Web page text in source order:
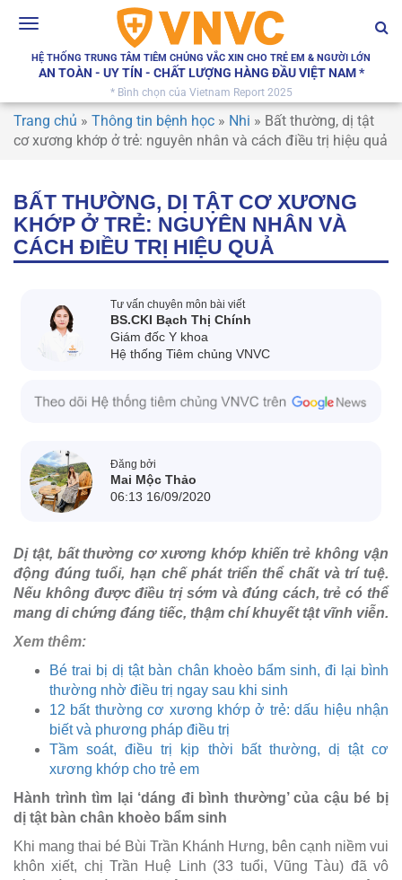
Toggle
HỆ THỐNG TRUNG TÂM TIÊM CHỦNG VẮC XIN CHO TRẺ EM & NGƯỜI LỚN
AN TOÀN - UY TÍN - CHẤT LƯỢNG HÀNG ĐẦU VIỆT NAM *
* Bình chọn của Vietnam Report 2025
Trang chủ » Thông tin bệnh học » Nhi » Bất thường, dị tật
cơ xương khớp ở trẻ: nguyên nhân và cách điều trị hiệu quả
BẤT THƯỜNG, DỊ TẬT CƠ XƯƠNG
KHỚP Ở TRẺ: NGUYÊN NHÂN VÀ
CÁCH ĐIỀU TRỊ HIỆU QUẢ
Tư vấn chuyên môn bài viết
BS.CKI Bạch Thị Chính
Giám đốc Y khoa
Hệ thống Tiêm chủng VNVC
Đăng bởi
Mai Mộc Thảo
06:13 16/09/2020
Dị tật, bất thường cơ xương khớp khiến trẻ không vận
động đúng tuổi, hạn chế phát triển thể chất và trí tuệ.
Nếu không được điều trị sớm và đúng cách, trẻ có thể
mang di chứng đáng tiếc, thậm chí khuyết tật vĩnh viễn.
Xem thêm:
Bé trai bị dị tật bàn chân khoèo bẩm sinh, đi lại bình
thường nhờ điều trị ngay sau khi sinh
12 bất thường cơ xương khớp ở trẻ: dấu hiệu nhận
biết và phương pháp điều trị
Tầm soát, điều trị kịp thời bất thường, dị tật cơ
xương khớp cho trẻ em
Hành trình tìm lại ‘dáng đi bình thường’ của cậu bé bị
dị tật bàn chân khoèo bẩm sinh
Khi mang thai bé Bùi Trần Khánh Hưng, bên cạnh niềm vui
khôn xiết, chị Trần Huệ Linh (33 tuổi, Vũng Tàu) đã vô